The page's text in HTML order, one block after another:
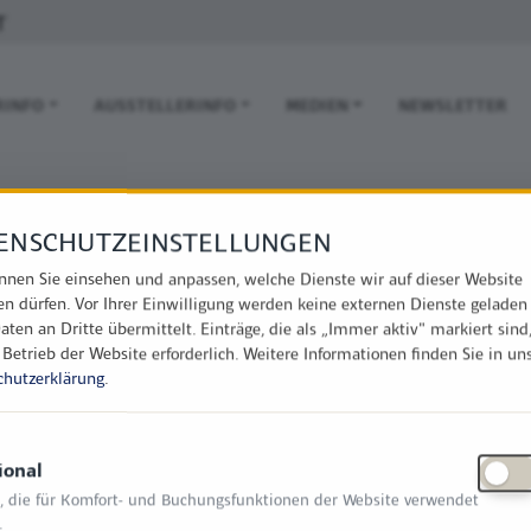
NAVIGATION
AUSSTELLERINFO MEDIEN NEWSLETTER
Sie einsehen und anpassen, welche Dienste wir auf dieser Website
dürfen. Vor Ihrer Einwilligung werden keine externen Dienste
an Dritte übermittelt. Einträge, die als „Immer aktiv" markiert
der Website erforderlich. Weitere Informationen finden Sie in
.
die für Komfort- und Buchungsfunktionen der Website verwendet